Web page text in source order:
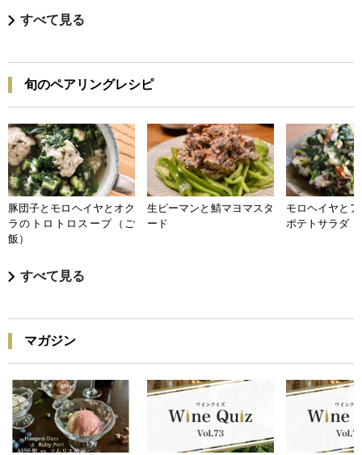
すべて見る
旬のペアリングレシピ
豚団子とモロヘイヤとオク
ラのトロトロスープ（ご
飯）
生ピーマンと鯖マヨマスタ
ード
モロヘイヤと
ポテトサラダ
すべて見る
マガジン